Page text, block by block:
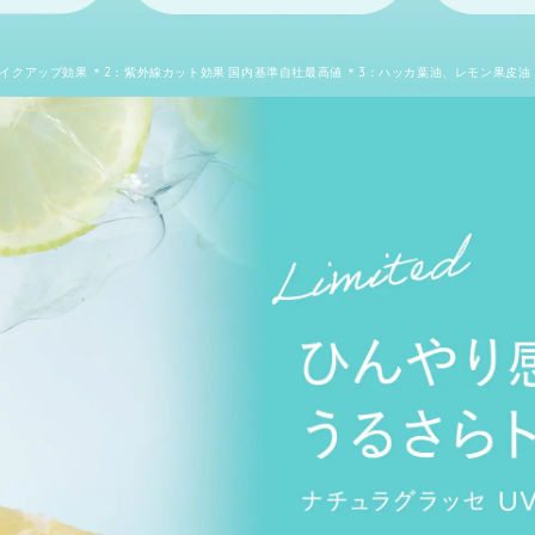
クアップ効果 ＊2：紫外線カット効果 国内基準自社最高値 ＊3：ハッカ葉油、レモン果皮油